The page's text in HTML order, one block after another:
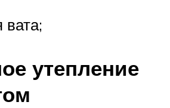
вата;
утепление